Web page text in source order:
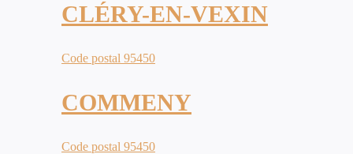
CLÉRY-EN-VEXIN
Code postal 95450
COMMENY
Code postal 95450